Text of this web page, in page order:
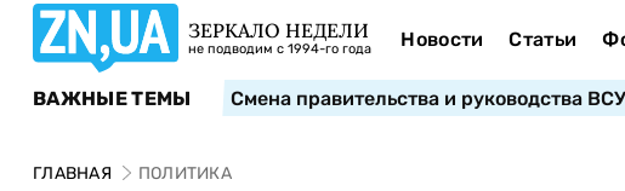
ЗЕРКАЛО НЕДЕЛИ
не подводим с 1994-го года Новости Статьи
ВАЖНЫЕ ТЕМЫ Смена правительства и руководства ВСУ
ГЛАВНАЯ ПОЛИТИКА